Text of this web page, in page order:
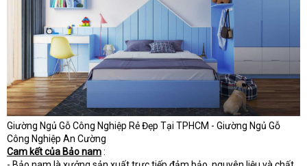
Giường Ngủ Gỗ Công Nghiệp Rẻ Đẹp Tại TPHCM - Giường Ngủ Gỗ
Công Nghiệp An Cường
Cam kết của Bảo nam: